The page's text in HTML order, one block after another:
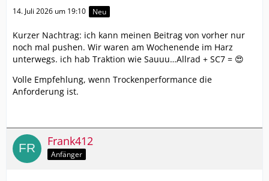
14. Juli 2026 um 19:10 Neu
Kurzer Nachtrag: ich kann meinen Beitrag von vorher nur
noch mal pushen. Wir waren am Wochenende im Harz
unterwegs. ich hab Traktion wie Sauuu…Allrad + SC7 = 😍
Volle Empfehlung, wenn Trockenperformance die
Anforderung ist.
Frank412
Anfänger